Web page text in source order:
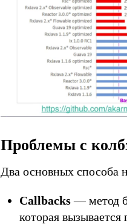
Проблемы с
Два основных способа
Callbacks— метод
которая